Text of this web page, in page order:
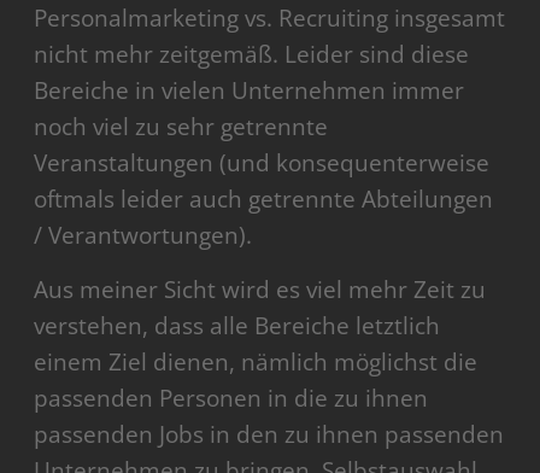
Personalmarketing vs. Recruiting insgesamt
nicht mehr zeitgemäß. Leider sind diese
Bereiche in vielen Unternehmen immer
noch viel zu sehr getrennte
Veranstaltungen (und konsequenterweise
oftmals leider auch getrennte Abteilungen
/ Verantwortungen).
Aus meiner Sicht wird es viel mehr Zeit zu
verstehen, dass alle Bereiche letztlich
einem Ziel dienen, nämlich möglichst die
passenden Personen in die zu ihnen
passenden Jobs in den zu ihnen passenden